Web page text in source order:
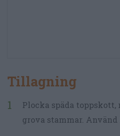
Tillagning
Plocka späda toppskott,
grova stammar. Använd